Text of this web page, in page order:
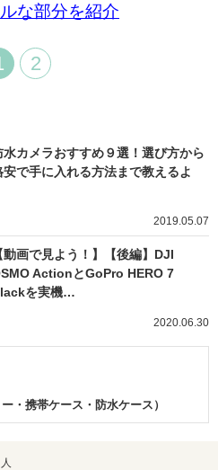
な部分を紹介
2
水カメラおすすめ９選！選び方から
安で手に入れる方法まで教えるよ
2019.05.07
動画で見よう！】【後編】DJI
ActionとGoPro HERO 7
を実機…
2020.06.30
・携帯ケース・防水ケース）